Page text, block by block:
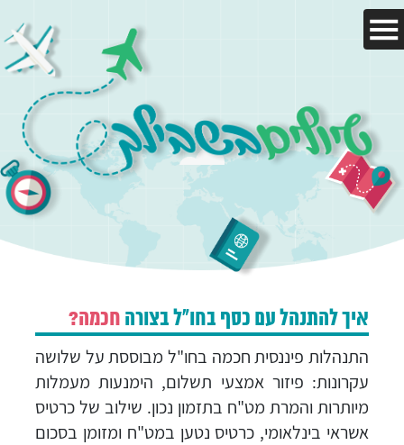
עמוד הבית
היעדים שלנו
מאמרים
טיול בהתאמה אישית
צור קשר
איך להתנהל עם כסף בחו"ל בצורה חכמה?
התנהלות פיננסית חכמה בחו"ל מבוססת על שלושה
עקרונות: פיזור אמצעי תשלום, הימנעות מעמלות
מיותרות והמרת מט"ח בתזמון נכון. שילוב של כרטיס
אשראי בינלאומי, כרטיס נטען במט"ח ומזומן בסכום